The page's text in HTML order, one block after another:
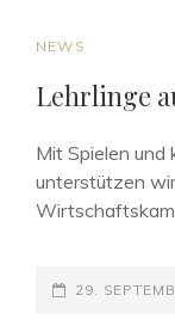
CAT
NEWS
Lehrlinge
Mit Spielen und
unterstützen
POSTED-
29.